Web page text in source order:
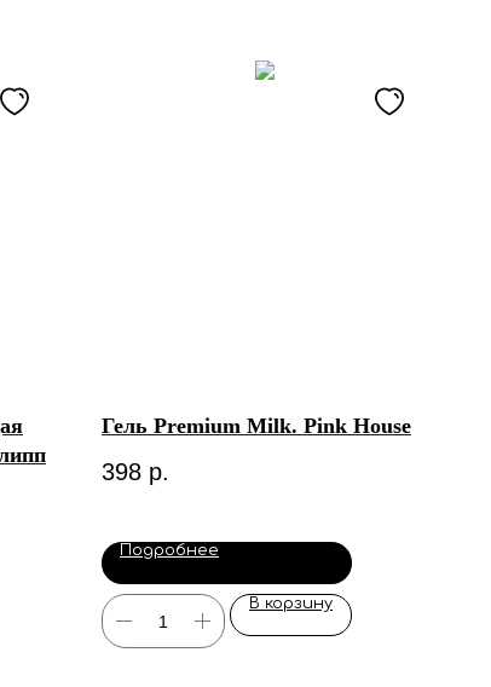
Гель Premium Milk. Pink House
398 р.
Подробнее
В корзину